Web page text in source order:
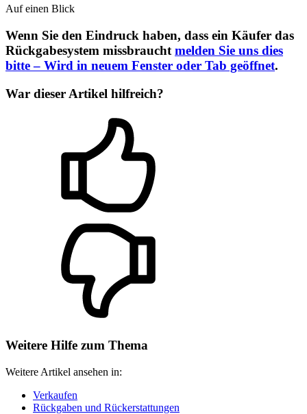
Auf einen Blick
Wenn Sie den Eindruck haben, dass ein Käufer das
Rückgabesystem missbraucht melden Sie uns dies
bitte– Wird in neuem Fenster oder Tab geöffnet.
War dieser Artikel hilfreich?
Weitere Hilfe zum Thema
Weitere Artikel ansehen in:
Verkaufen
Rückgaben und Rückerstattungen